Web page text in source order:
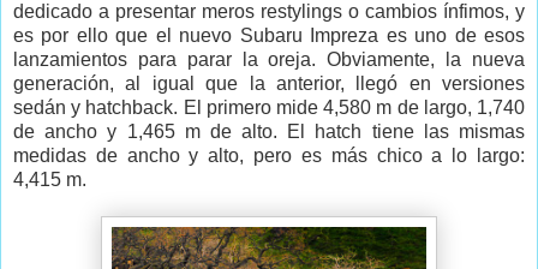
dedicado a presentar meros restylings o cambios ínfimos, y
es por ello que el nuevo Subaru Impreza es uno de esos
lanzamientos para parar la oreja. Obviamente, la nueva
generación, al igual que la anterior, llegó en versiones
sedán y hatchback. El primero mide 4,580 m de largo, 1,740
de ancho y 1,465 m de alto. El hatch tiene las mismas
medidas de ancho y alto, pero es más chico a lo largo:
4,415 m.